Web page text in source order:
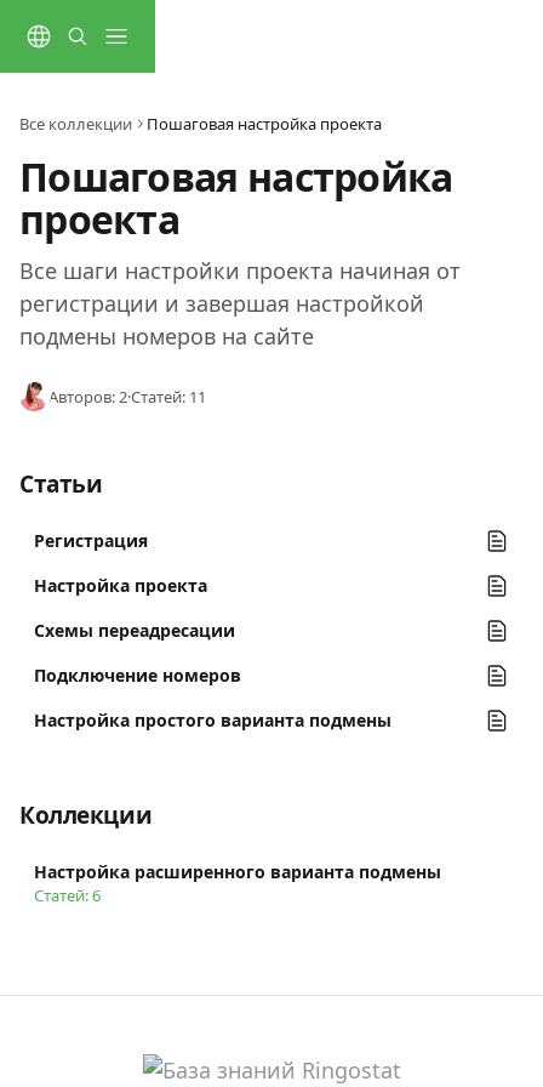
Все коллекции Пошаговая настройка проекта
Пошаговая настройка
проекта
Все шаги настройки проекта начиная от
регистрации и завершая настройкой
подмены номеров на сайте
Авторов: 2·Статей: 11
Статьи
Регистрация
Настройка проекта
Схемы переадресации
Подключение номеров
Настройка простого варианта подмены
Коллекции
Настройка расширенного варианта подмены
Статей: 6